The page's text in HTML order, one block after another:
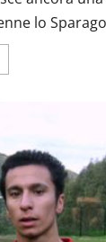
lo